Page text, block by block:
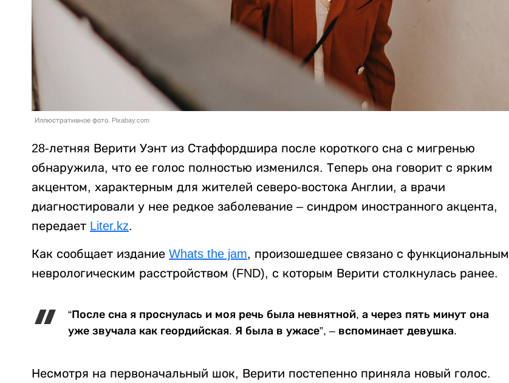
Иллюстративное фото. Pixabay.com
28-летняя Верити Уэнт из Стаффордшира после короткого сна с мигренью
обнаружила, что ее голос полностью изменился. Теперь она говорит с ярким
акцентом, характерным для жителей северо-востока Англии, а врачи
диагностировали у нее редкое заболевание – синдром иностранного акцента,
передает Liter.kz.
Как сообщает издание Whats the jam, произошедшее связано с функциональным
неврологическим расстройством (FND), с которым Верити столкнулась ранее.
“После сна я проснулась и моя речь была невнятной, а через пять минут она
уже звучала как геордийская. Я была в ужасе”, – вспоминает девушка.
Несмотря на первоначальный шок, Верити постепенно приняла новый голос.